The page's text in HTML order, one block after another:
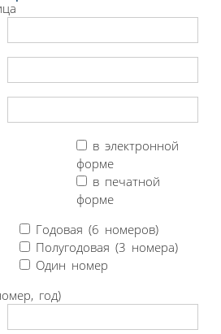
в электронной
форме
в печатной
форме
Годовая (6 номеров)
Полугодовая (3 номера)
Один номер
год)